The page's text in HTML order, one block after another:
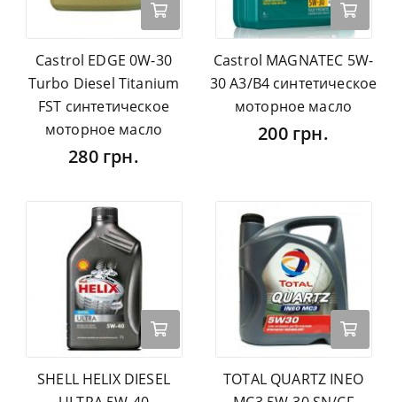
Castrol EDGE 0W-30
Turbo Diesel Titanium
FST синтетическое
моторное масло
280 грн.
Castrol MAGNATEC 5W-
30 A3/B4 синтетическое
моторное масло
200 грн.
SHELL HELIX DIESEL
TOTAL QUARTZ INEO